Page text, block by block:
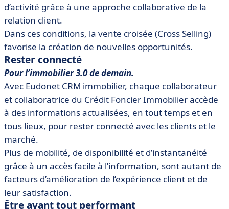
d’activité grâce à une approche collaborative de la
relation client.
Dans ces conditions, la vente croisée (Cross Selling)
favorise la création de nouvelles opportunités.
Rester connecté
Pour l’immobilier 3.0 de demain.
Avec Eudonet CRM immobilier, chaque collaborateur
et collaboratrice du Crédit Foncier Immobilier accède
à des informations actualisées, en tout temps et en
tous lieux, pour rester connecté avec les clients et le
marché.
Plus de mobilité, de disponibilité et d’instantanéité
grâce à un accès facile à l’information, sont autant de
facteurs d’amélioration de l’expérience client et de
leur satisfaction.
Être avant tout performant